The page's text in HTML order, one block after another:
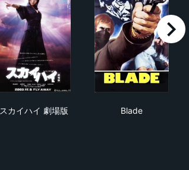
スカイハイ 劇場版
Blade
right